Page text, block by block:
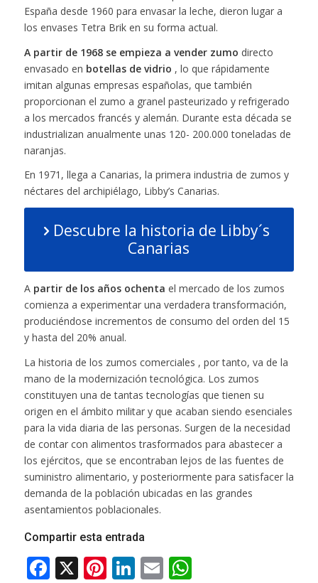
España desde 1960 para envasar la leche, dieron lugar a
los envases Tetra Brik en su forma actual.
A partir de 1968 se empieza a vender zumo directo
envasado en botellas de vidrio , lo que rápidamente
imitan algunas empresas españolas, que también
proporcionan el zumo a granel pasteurizado y refrigerado
a los mercados francés y alemán. Durante esta década se
industrializan anualmente unas 120- 200.000 toneladas de
naranjas.
En 1971, llega a Canarias, la primera industria de zumos y
néctares del archipiélago, Libby’s Canarias.
Descubre la historia de Libby´s
Canarias
A partir de los años ochenta el mercado de los zumos
comienza a experimentar una verdadera transformación,
produciéndose incrementos de consumo del orden del 15
y hasta del 20% anual.
La historia de los zumos comerciales , por tanto, va de la
mano de la modernización tecnológica. Los zumos
constituyen una de tantas tecnologías que tienen su
origen en el ámbito militar y que acaban siendo esenciales
para la vida diaria de las personas. Surgen de la necesidad
de contar con alimentos trasformados para abastecer a
los ejércitos, que se encontraban lejos de las fuentes de
suministro alimentario, y posteriormente para satisfacer la
demanda de la población ubicadas en las grandes
asentamientos poblacionales.
Compartir esta entrada